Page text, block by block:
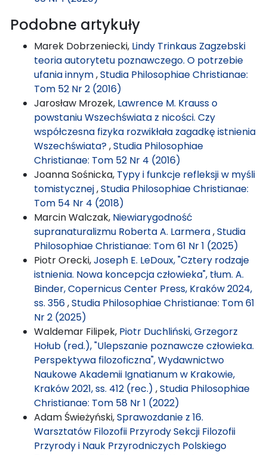
Podobne artykuły
Marek Dobrzeniecki, Lindy Trinkaus Zagzebski
teoria autorytetu poznawczego. O potrzebie
ufania innym,Studia Philosophiae Christianae:
Tom 52 Nr 2 (2016)
Jarosław Mrozek, Lawrence M. Krauss o
powstaniu Wszechświata z nicości. Czy
współczesna fizyka rozwikłała zagadkę istnienia
Wszechświata?,Studia Philosophiae
Christianae: Tom 52 Nr 4 (2016)
Joanna Sośnicka, Typy i funkcje refleksji w myśli
tomistycznej,Studia Philosophiae Christianae:
Tom 54 Nr 4 (2018)
Marcin Walczak, Niewiarygodność
supranaturalizmu Roberta A. Larmera,Studia
Philosophiae Christianae: Tom 61 Nr 1 (2025)
Piotr Orecki,Joseph E. LeDoux, "Cztery rodzaje
istnienia. Nowa koncepcja człowieka", tłum. A.
Binder, Copernicus Center Press, Kraków 2024,
ss. 356,Studia Philosophiae Christianae: Tom 61
Nr 2 (2025)
Waldemar Filipek, Piotr Duchliński, Grzegorz
Hołub (red.), "Ulepszanie poznawcze człowieka.
Perspektywa filozoficzna", Wydawnictwo
Naukowe Akademii Ignatianum w Krakowie,
Kraków 2021, ss. 412 (rec.) ,Studia Philosophiae
Christianae: Tom 58 Nr 1 (2022)
Adam Świeżyński,Sprawozdanie z 16.
Warsztatów Filozofii Przyrody Sekcji Filozofii
Przyrody i Nauk Przyrodniczych Polskiego